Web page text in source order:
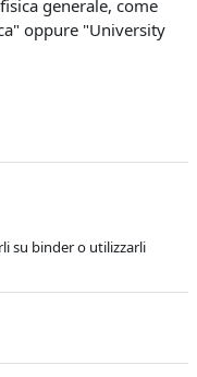
generale, come
oppure "University
su binder o utilizzarli